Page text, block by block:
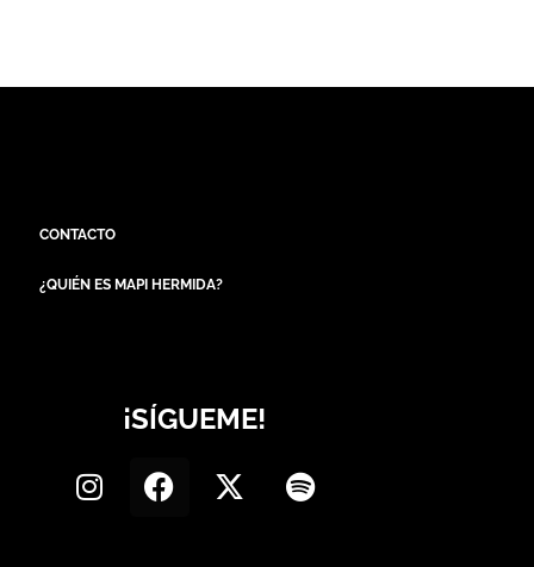
CONTACTO
¿QUIÉN ES MAPI HERMIDA?
¡SÍGUEME!